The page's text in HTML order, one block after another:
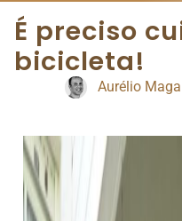
É preciso
bicicleta!
Aurélio